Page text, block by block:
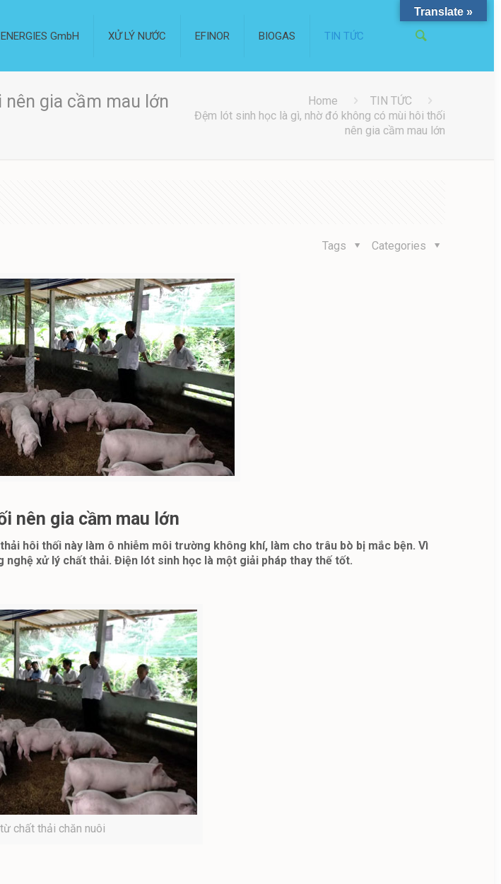
GmbH XỬ LÝ NƯỚC EFINOR BIOGAS TIN TỨC
gia cầm mau lớn Home
TIN TỨC
Đệm lót sinh học là gì, nhờ đó không có mùi hôi thối
nên gia cầm mau lớn
Categories
Tags
nên gia cầm mau lớn
hôi thối này làm ô nhiễm môi trường không khí, làm cho trâu bò bị mắc bện. Vì
xử lý chất thải. Điện lót sinh học là một giải pháp thay thế tốt.
chất thải chăn nuôi
Translate »